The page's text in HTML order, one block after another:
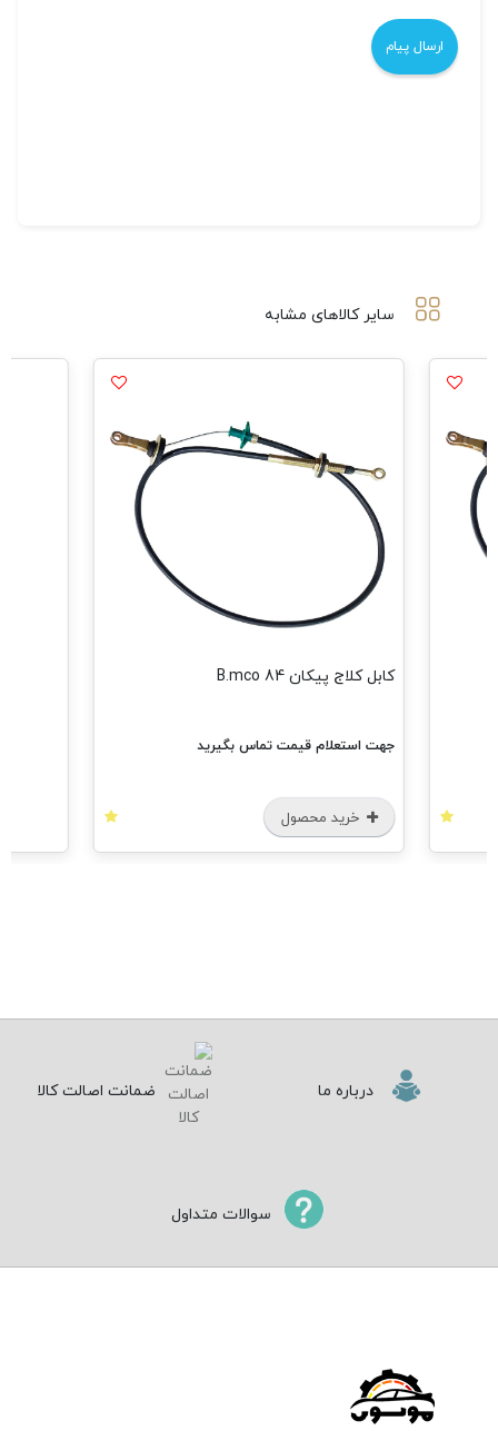
سایر کالاهای مشابه
کابل کلاج پیکان B.mco 84
جهت استعلام قیمت تماس بگیرید
خرید محصول
درباره ما ضمانت اصالت کالا
سوالات متداول